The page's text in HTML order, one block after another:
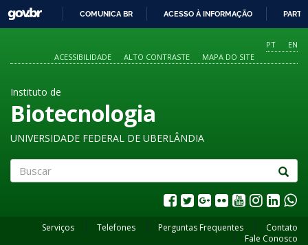
O
CONTEÚDO
GOVBR
COMUNICA BR ACESSO À INFORMAÇÃO
PT
EN
ACESSIBILIDADE
ALTO CONTRASTE MAPA DO SITE
Instituto de
Biotecnologia
UNIVERSIDADE FEDERAL DE UBERLÂNDIA
Serviços Telefones Perguntas Frequentes
Contato
Fale Conosco